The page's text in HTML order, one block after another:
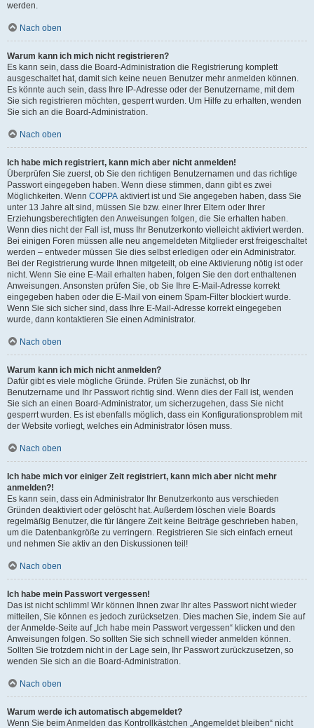
werden.
Nach oben
Warum kann ich mich nicht registrieren?
Es kann sein, dass die Board-Administration die Registrierung komplett
ausgeschaltet hat, damit sich keine neuen Benutzer mehr anmelden können.
Es könnte auch sein, dass Ihre IP-Adresse oder der Benutzername, mit dem
Sie sich registrieren möchten, gesperrt wurden. Um Hilfe zu erhalten, wenden
Sie sich an die Board-Administration.
Nach oben
Ich habe mich registriert, kann mich aber nicht anmelden!
Überprüfen Sie zuerst, ob Sie den richtigen Benutzernamen und das richtige
Passwort eingegeben haben. Wenn diese stimmen, dann gibt es zwei
Möglichkeiten. Wenn COPPA aktiviert ist und Sie angegeben haben, dass Sie
unter 13 Jahre alt sind, müssen Sie bzw. einer Ihrer Eltern oder Ihrer
Erziehungsberechtigten den Anweisungen folgen, die Sie erhalten haben.
Wenn dies nicht der Fall ist, muss Ihr Benutzerkonto vielleicht aktiviert werden.
Bei einigen Foren müssen alle neu angemeldeten Mitglieder erst freigeschaltet
werden – entweder müssen Sie dies selbst erledigen oder ein Administrator.
Bei der Registrierung wurde Ihnen mitgeteilt, ob eine Aktivierung nötig ist oder
nicht. Wenn Sie eine E-Mail erhalten haben, folgen Sie den dort enthaltenen
Anweisungen. Ansonsten prüfen Sie, ob Sie Ihre E-Mail-Adresse korrekt
eingegeben haben oder die E-Mail von einem Spam-Filter blockiert wurde.
Wenn Sie sich sicher sind, dass Ihre E-Mail-Adresse korrekt eingegeben
wurde, dann kontaktieren Sie einen Administrator.
Nach oben
Warum kann ich mich nicht anmelden?
Dafür gibt es viele mögliche Gründe. Prüfen Sie zunächst, ob Ihr
Benutzername und Ihr Passwort richtig sind. Wenn dies der Fall ist, wenden
Sie sich an einen Board-Administrator, um sicherzugehen, dass Sie nicht
gesperrt wurden. Es ist ebenfalls möglich, dass ein Konfigurationsproblem mit
der Website vorliegt, welches ein Administrator lösen muss.
Nach oben
Ich habe mich vor einiger Zeit registriert, kann mich aber nicht mehr
anmelden?!
Es kann sein, dass ein Administrator Ihr Benutzerkonto aus verschieden
Gründen deaktiviert oder gelöscht hat. Außerdem löschen viele Boards
regelmäßig Benutzer, die für längere Zeit keine Beiträge geschrieben haben,
um die Datenbankgröße zu verringern. Registrieren Sie sich einfach erneut
und nehmen Sie aktiv an den Diskussionen teil!
Nach oben
Ich habe mein Passwort vergessen!
Das ist nicht schlimm! Wir können Ihnen zwar Ihr altes Passwort nicht wieder
mitteilen, Sie können es jedoch zurücksetzen. Dies machen Sie, indem Sie auf
der Anmelde-Seite auf „Ich habe mein Passwort vergessen“ klicken und den
Anweisungen folgen. So sollten Sie sich schnell wieder anmelden können.
Sollten Sie trotzdem nicht in der Lage sein, Ihr Passwort zurückzusetzen, so
wenden Sie sich an die Board-Administration.
Nach oben
Warum werde ich automatisch abgemeldet?
Wenn Sie beim Anmelden das Kontrollkästchen „Angemeldet bleiben“ nicht